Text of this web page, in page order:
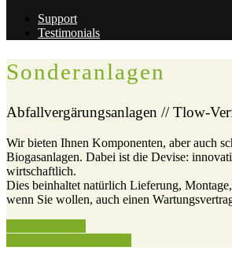
Support
Testimonials
Sonderanlagen
Abfallvergärungsanlagen // Tlow-
Wir bieten Ihnen Komponenten, aber auch
Biogasanlagen. Dabei ist die Devise:
wirtschaftlich.
Dies beinhaltet natürlich Lieferung,
wenn Sie wollen, auch einen